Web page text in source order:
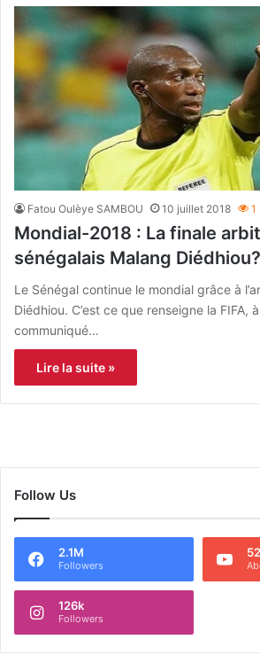
Fatou Oulèye SAMBOU 10 juillet 2018 1
Mondial-2018 : La finale
sénégalais Malang Diédhiou?
Le Sénégal continue le mondial grâce à
Diédhiou. C’est ce que renseigne la FIFA,
communiqué…
Lire la suite »
Follow Us
2.1M
Followers
126k
Followers